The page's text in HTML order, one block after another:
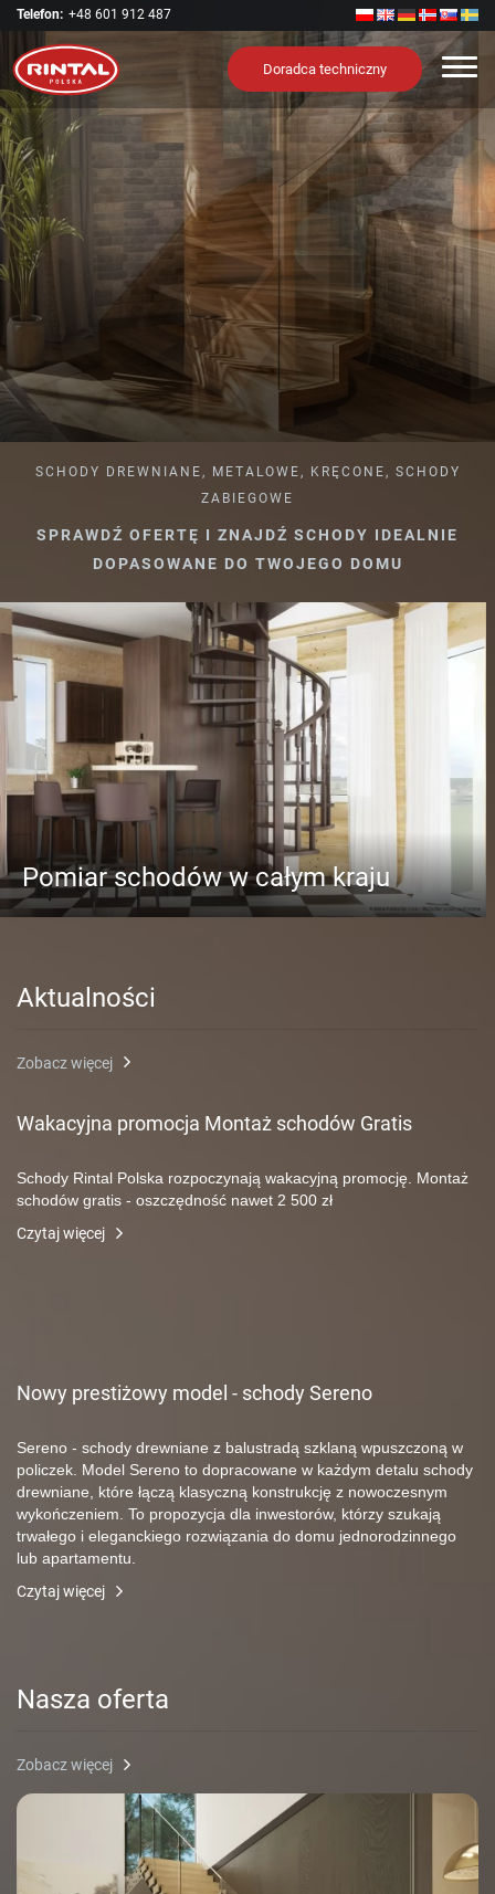
Telefon: +48 601 912 487
Doradca techniczny
Nowa odsłona schodów OTTO SPIRAL
SCHODY DREWNIANE, METALOWE, KRĘCONE, SCHODY
ZABIEGOWE
SPRAWDŹ OFERTĘ I ZNAJDŹ SCHODY IDEALNIE
DOPASOWANE DO TWOJEGO DOMU
Pomiar schodów w całym kraju
Aktualności
Zobacz więcej
Wakacyjna promocja Montaż schodów Gratis
Schody Rintal Polska rozpoczynają wakacyjną promocję. Montaż
schodów gratis - oszczędność nawet 2 500 zł
Czytaj więcej
Nowy prestiżowy model - schody Sereno
Sereno - schody drewniane z balustradą szklaną wpuszczoną w
policzek. Model Sereno to dopracowane w każdym detalu schody
drewniane, które łączą klasyczną konstrukcję z nowoczesnym
wykończeniem. To propozycja dla inwestorów, którzy szukają
trwałego i eleganckiego rozwiązania do domu jednorodzinnego
lub apartamentu.
Czytaj więcej
Nasza oferta
Zobacz więcej